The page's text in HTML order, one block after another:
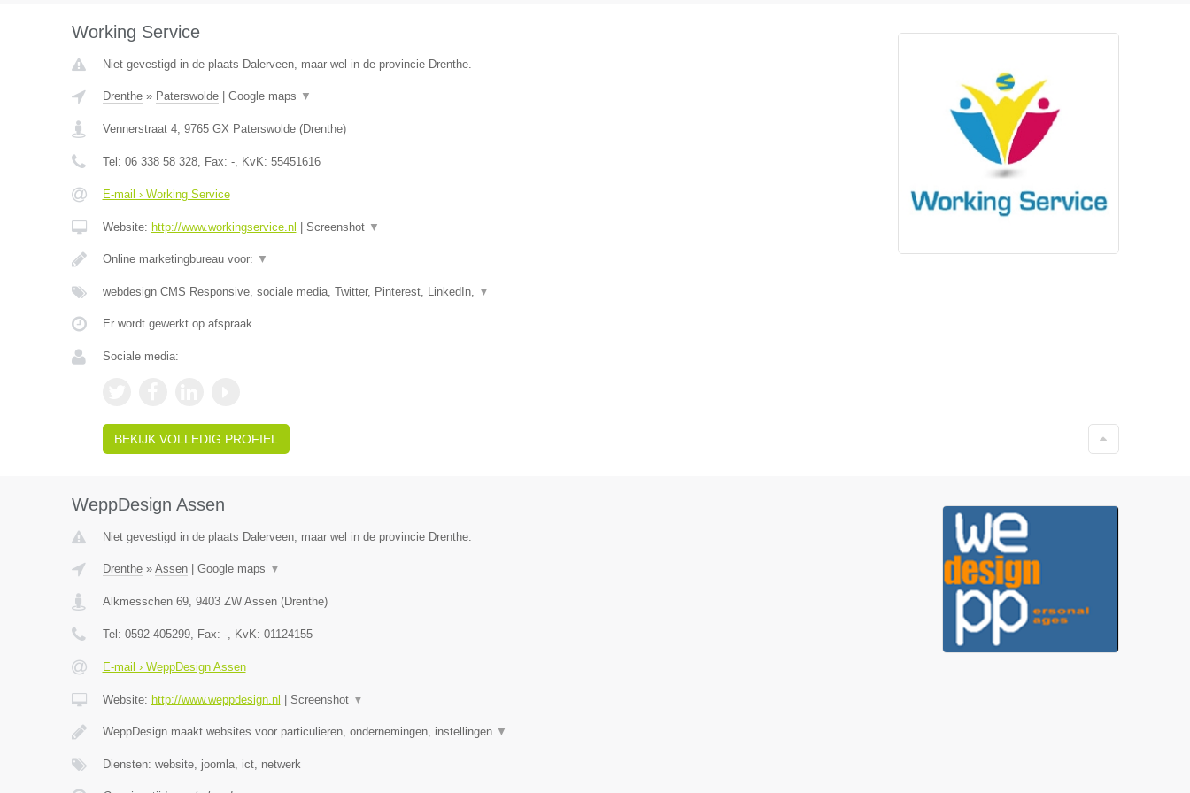
Working Service
Niet gevestigd in de plaats Dalerveen, maar wel in de provincie Drenthe.
Drenthe» Paterswolde| Google maps ▼
Vennerstraat 4, 9765 GX Paterswolde(Drenthe)
Tel: 06 338 58 328, Fax: -, KvK: 55451616
E-mail › Working Service
Website: http://www.workingservice.nl Screenshot ▼
Online marketingbureau voor: ▼
webdesign CMS Responsive, sociale media, Twitter, Pinterest, LinkedIn, ▼
Er wordt gewerkt op afspraak.
Sociale media:
BEKIJK VOLLEDIG PROFIEL
WeppDesign Assen
Niet gevestigd in de plaats Dalerveen, maar wel in de provincie Drenthe.
Drenthe» Assen| Google maps ▼
Alkmesschen 69, 9403 ZW Assen(Drenthe)
Tel: 0592-405299, Fax: -, KvK: 01124155
E-mail › WeppDesign Assen
Website: http://www.weppdesign.nl Screenshot ▼
WeppDesign maakt websites voor particulieren, ondernemingen, instellingen ▼
Diensten: website, joomla, ict, netwerk